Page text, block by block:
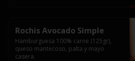
Rochis Avocado Simple
Hamburguesa 100% carne (125gr),
queso mantecoso, palta y mayo
casera.